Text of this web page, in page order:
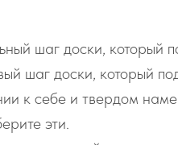
шаг доски, который
шаг доски, который
к себе и твердом
эти.